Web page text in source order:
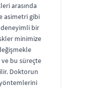
arasında
asimetri gibi
bir
minimize
bu süreçte
Doktorun